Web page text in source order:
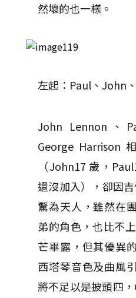
然壞的也一樣。
左起：Paul、John
John Lennon、
George Harrison
（John17 歲，
還沒加入），卻因
驚為天人，雖然在
弟的角色，也比不
芒畢露，但其優異
西塔琴音色及曲風
將不足以是披頭四